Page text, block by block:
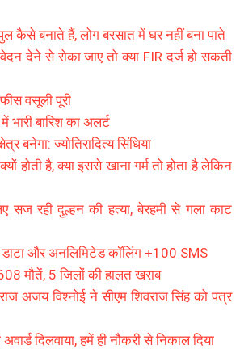
कैसे बनाते हैं, लोग बरसात में घर नहीं बना पाते
देने से रोका जाए तो क्या FIR दर्ज हो सकती
फीस वसूली पूरी
बारिश का अलर्ट
बनेगा: ज्योतिरादित्य सिंधिया
होती है, क्या इससे खाना गर्म तो होता है लेकिन
सज रही दुल्हन की हत्या, बेरहमी से गला काट
और अनलिमिटेड कॉलिंग +100 SMS
मौतें, 5 जिलों की हालत खराब
अजय विश्नोई ने सीएम शिवराज सिंह को पत्र
दिलवाया, हमें ही नौकरी से निकाल दिया